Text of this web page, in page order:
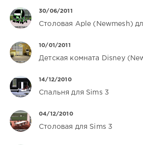
30/06/2011
Столовая Aple (Newmesh)
10/01/2011
Детская комната Disney
14/12/2010
Спальня для Sims 3
04/12/2010
Столовая для Sims 3